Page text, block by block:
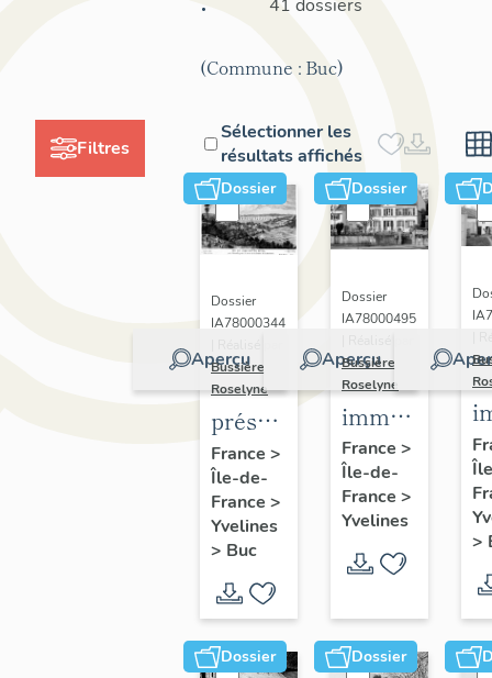
Filtres
41 dossiers
(Commune : Buc)
Sélectionner les
résultats affichés
Dossier
Aperçu
Dossier
IA78000344
Bussière
Roselyne
présentation
de la
commune
de Buc
France >
Île-de-
France >
Yvelines
> Buc
Dossier
Aperçu
Dossier
IA78000495
Bussière
Roselyne
immeubles,
maisons,
fermes
France >
Île-de-
France >
Yvelines
>
Dossier Dossier